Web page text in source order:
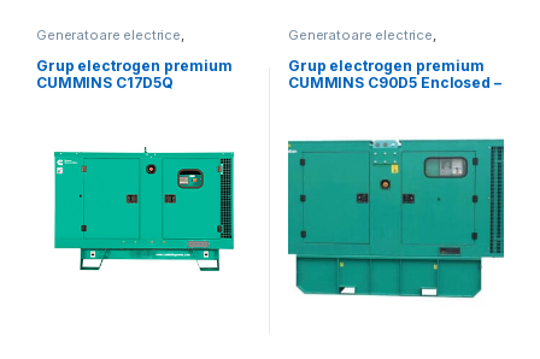
Generatoare electrice,
Grup electrogen premium
CUMMINS C17D5Q
Generatoare electrice,
Grup electrogen premium
CUMMINS C90D5 Enclosed –